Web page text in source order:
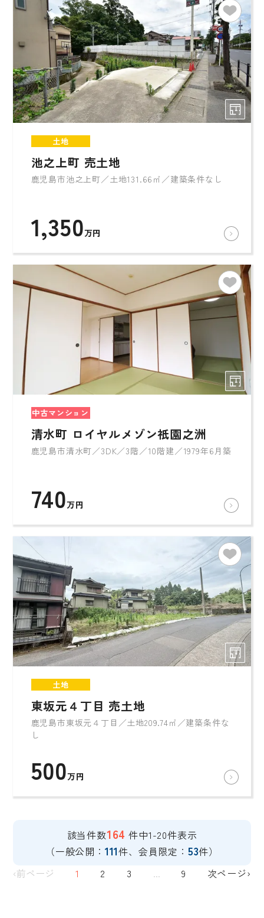
土地
池之上町 売土地
鹿児島市池之上町／土地131.66㎡／建築条件なし
1,350万円
中古マンション
清水町 ロイヤルメゾン祇園之洲
鹿児島市清水町／3DK／3階／10階建／1979年6月築
740万円
土地
東坂元４丁目 売土地
鹿児島市東坂元４丁目／土地209.74㎡／建築条件な
し
500万円
該当件数164 件中1-20件表示
（一般公開： 111件、会員限定： 53件）
‹前ページ
1 2 3 ... 9 次ページ›